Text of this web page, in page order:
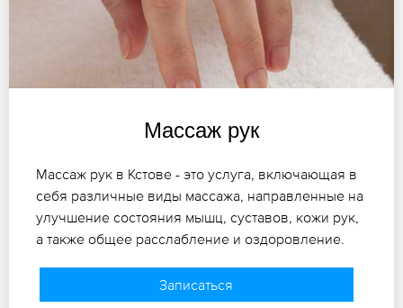
Массаж рук
Массаж рук в Кстове - это услуга, включающая в
себя различные виды массажа, направленные на
улучшение состояния мышц, суставов, кожи рук,
а также общее расслабление и оздоровление.
Записаться